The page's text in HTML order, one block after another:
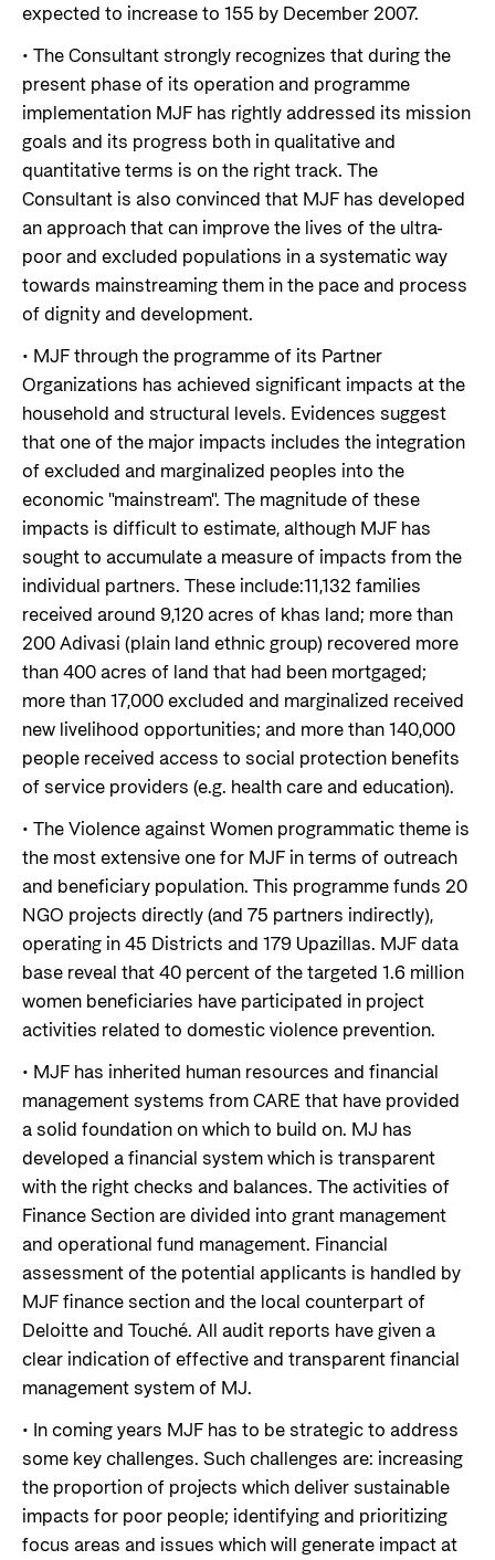
expected to increase to 155 by December 2007.
• The Consultant strongly recognizes that during the
present phase of its operation and programme
implementation MJF has rightly addressed its mission
goals and its progress both in qualitative and
quantitative terms is on the right track. The
Consultant is also convinced that MJF has developed
an approach that can improve the lives of the ultra-
poor and excluded populations in a systematic way
towards mainstreaming them in the pace and process
of dignity and development.
• MJF through the programme of its Partner
Organizations has achieved significant impacts at the
household and structural levels. Evidences suggest
that one of the major impacts includes the integration
of excluded and marginalized peoples into the
economic "mainstream". The magnitude of these
impacts is difficult to estimate, although MJF has
sought to accumulate a measure of impacts from the
individual partners. These include:11,132 families
received around 9,120 acres of khas land; more than
200 Adivasi (plain land ethnic group) recovered more
than 400 acres of land that had been mortgaged;
more than 17,000 excluded and marginalized received
new livelihood opportunities; and more than 140,000
people received access to social protection benefits
of service providers (e.g. health care and education).
• The Violence against Women programmatic theme is
the most extensive one for MJF in terms of outreach
and beneficiary population. This programme funds 20
NGO projects directly (and 75 partners indirectly),
operating in 45 Districts and 179 Upazillas. MJF data
base reveal that 40 percent of the targeted 1.6 million
women beneficiaries have participated in project
activities related to domestic violence prevention.
• MJF has inherited human resources and financial
management systems from CARE that have provided
a solid foundation on which to build on. MJ has
developed a financial system which is transparent
with the right checks and balances. The activities of
Finance Section are divided into grant management
and operational fund management. Financial
assessment of the potential applicants is handled by
MJF finance section and the local counterpart of
Deloitte and Touché. All audit reports have given a
clear indication of effective and transparent financial
management system of MJ.
• In coming years MJF has to be strategic to address
some key challenges. Such challenges are: increasing
the proportion of projects which deliver sustainable
impacts for poor people; identifying and prioritizing
focus areas and issues which will generate impact at